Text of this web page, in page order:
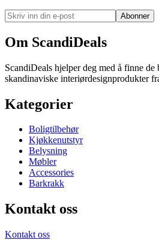
Abonner
Om ScandiDeals
ScandiDeals hjelper deg med å finne de
skandinaviske interiørdesignprodukter
Kategorier
Boligtilbehør
Kjøkkenutstyr
Belysning
Møbler
Accessories
Barkrakk
Kontakt oss
Kontakt oss